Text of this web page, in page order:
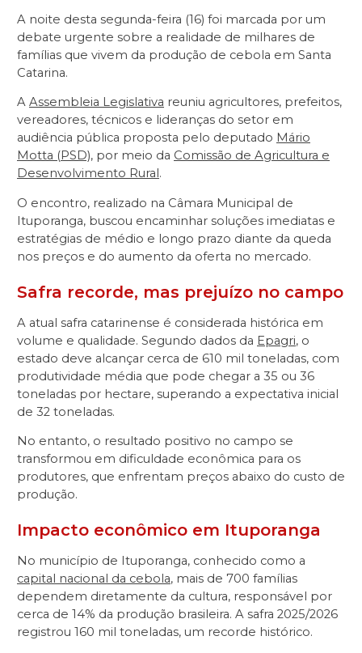
A noite desta segunda-feira (16) foi marcada por um
debate urgente sobre a realidade de milhares de
famílias que vivem da produção de cebola em Santa
Catarina.
A Assembleia Legislativa reuniu agricultores, prefeitos,
vereadores, técnicos e lideranças do setor em
audiência pública proposta pelo deputado Mário
Motta (PSD), por meio da Comissão de Agricultura e
Desenvolvimento Rural .
O encontro, realizado na Câmara Municipal de
Ituporanga, buscou encaminhar soluções imediatas e
estratégias de médio e longo prazo diante da queda
nos preços e do aumento da oferta no mercado.
Safra recorde, mas prejuízo no campo
A atual safra catarinense é considerada histórica em
volume e qualidade. Segundo dados da Epagri, o
estado deve alcançar cerca de 610 mil toneladas, com
produtividade média que pode chegar a 35 ou 36
toneladas por hectare, superando a expectativa inicial
de 32 toneladas.
No entanto, o resultado positivo no campo se
transformou em dificuldade econômica para os
produtores, que enfrentam preços abaixo do custo de
produção.
Impacto econômico em Ituporanga
No município de Ituporanga, conhecido como a
capital nacional da cebola, mais de 700 famílias
dependem diretamente da cultura, responsável por
cerca de 14% da produção brasileira. A safra 2025/2026
registrou 160 mil toneladas, um recorde histórico.